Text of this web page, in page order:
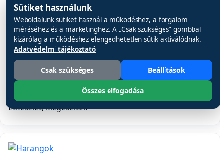
Étkészlet, kiegészítők
Sütiket használunk
Weboldalunk sütiket használ a működéshez, a forgalom
méréséhez és a marketinghez. A „Csak szükséges” gombbal
kizárólag a működéshez elengedhetetlen sütik aktiválódnak.
Adatvédelmi tájékoztató
Csak szükséges Beállítások
Összes elfogadása